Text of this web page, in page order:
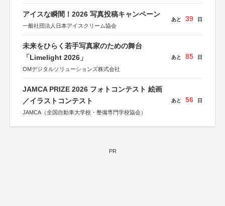
アイスな瞬間！2026 写真投稿キャンペーン
一般社団法人日本アイスクリーム協会
あと 39 日
未来をひらく若手写真家のための舞台
「Limelight 2026」
OMデジタルソリューションズ株式会社
あと 85 日
JAMCA PRIZE 2026 フォトコンテスト 絵画
／イラストコンテスト
JAMCA（全国自動車大学校・整備専門学校協会）
あと 56 日
PR